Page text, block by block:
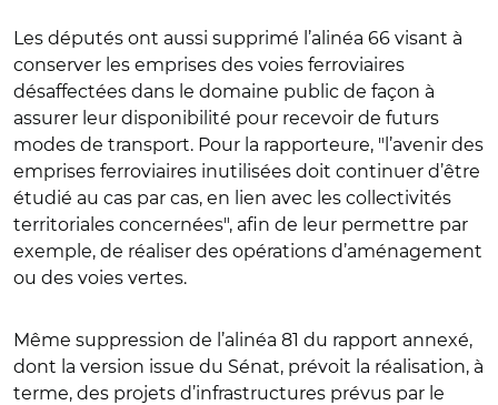
Les députés ont aussi supprimé l’alinéa 66 visant à
conserver les emprises des voies ferroviaires
désaffectées dans le domaine public de façon à
assurer leur disponibilité pour recevoir de futurs
modes de transport. Pour la rapporteure, "l’avenir des
emprises ferroviaires inutilisées doit continuer d’être
étudié au cas par cas, en lien avec les collectivités
territoriales concernées", afin de leur permettre par
exemple, de réaliser des opérations d’aménagement
ou des voies vertes.
Même suppression de l’alinéa 81 du rapport annexé,
dont la version issue du Sénat, prévoit la réalisation, à
terme, des projets d’infrastructures prévus par le